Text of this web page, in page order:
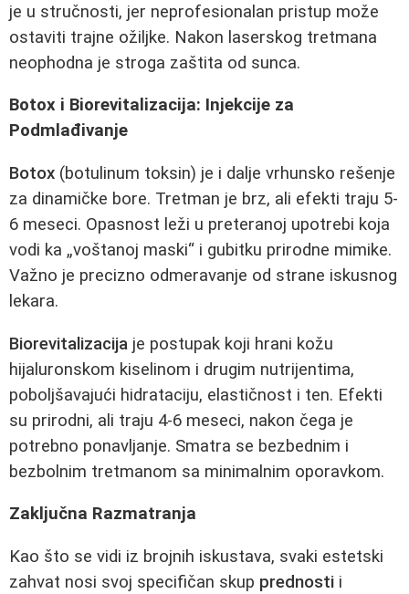
je u stručnosti, jer neprofesionalan pristup može
ostaviti trajne ožiljke. Nakon laserskog tretmana
neophodna je stroga zaštita od sunca.
Botox i Biorevitalizacija: Injekcije za
Podmlađivanje
Botox (botulinum toksin) je i dalje vrhunsko rešenje
za dinamičke bore. Tretman je brz, ali efekti traju 5-
6 meseci. Opasnost leži u preteranoj upotrebi koja
vodi ka „voštanoj maski“ i gubitku prirodne mimike.
Važno je precizno odmeravanje od strane iskusnog
lekara.
Biorevitalizacija je postupak koji hrani kožu
hijaluronskom kiselinom i drugim nutrijentima,
poboljšavajući hidrataciju, elastičnost i ten. Efekti
su prirodni, ali traju 4-6 meseci, nakon čega je
potrebno ponavljanje. Smatra se bezbednim i
bezbolnim tretmanom sa minimalnim oporavkom.
Zaključna Razmatranja
Kao što se vidi iz brojnih iskustava, svaki estetski
zahvat nosi svoj specifičan skup prednosti i